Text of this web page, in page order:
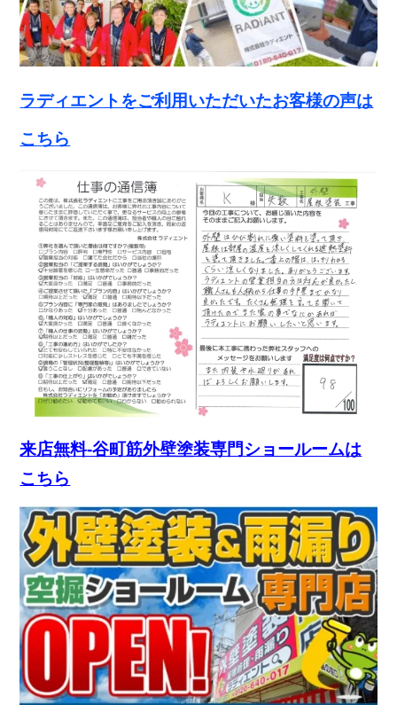
ラディエントをご利用いただいたお客様の声は
こちら
来店無料-谷町筋外壁塗装専門ショールームは
こちら